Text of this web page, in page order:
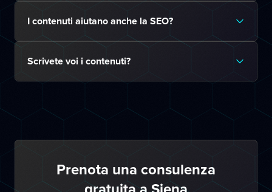
I contenuti aiutano anche la SEO?
Scrivete voi i contenuti?
Prenota una consulenza